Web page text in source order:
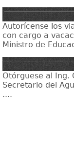
Autorícense los
con cargo a
Ministro de
Otórguese al Ing.
Secretario del
....